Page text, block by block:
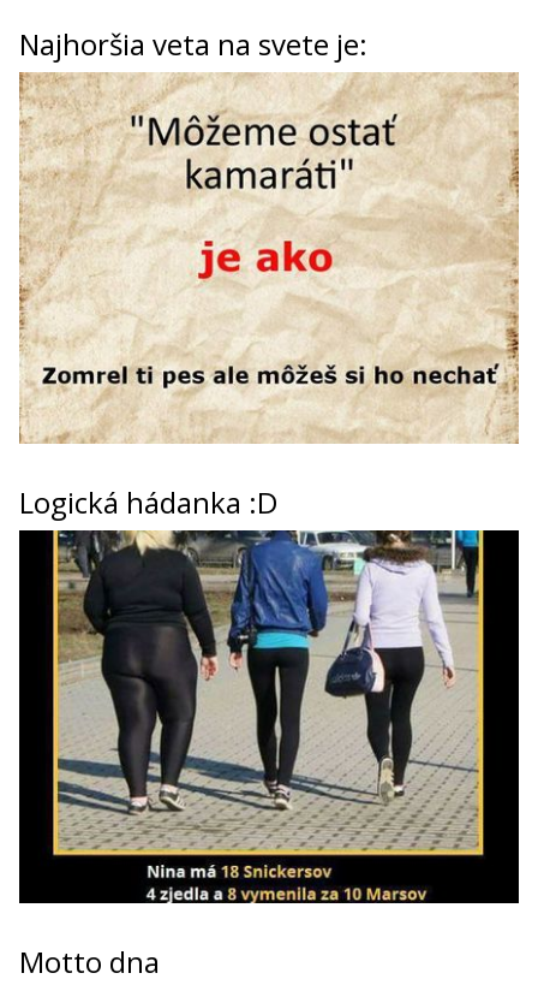
Najhoršia veta na svete je:
Logická hádanka :D
Motto dna